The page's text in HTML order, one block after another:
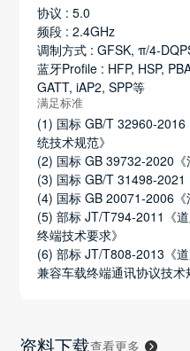
协议 : 5.0
频段 : 2.4GHz
调制方式 : GFSK, π/4-
蓝牙Profile : HFP, HSP,
GATT, iAP2, SPP等
满足标准
(1) 国标 GB/T 32960-
统技术规范》
(2) 国标 GB 39732-2020《
(3) 国标 GB/T 31498-2021
(4) 国标 GB 20071-2006《
(5) 部标 JT/T794-2011《
终端技术要求》
(6) 部标 JT/T808-2013《
兼容车载终端通讯协议技术
资料下载查看更多